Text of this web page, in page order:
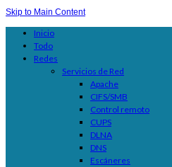
Skip to Main Content
Inicio
Todo
Redes
Servicios de Red
Apache
CIFS/SMB
Control remoto
CUPS
DLNA
DNS
Escáneres